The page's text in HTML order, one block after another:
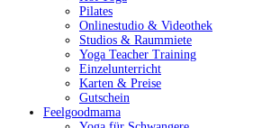
Pilates
Onlinestudio & Videothek
Studios & Raummiete
Yoga Teacher Training
Einzelunterricht
Karten & Preise
Gutschein
Feelgoodmama